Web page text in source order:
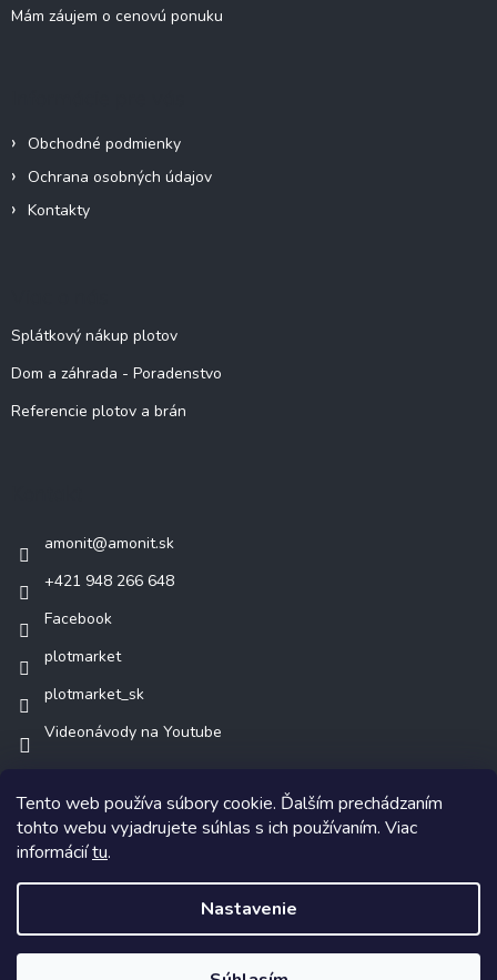
Tento web používa súbory cookie. Ďalším prechádzaním
tohto webu vyjadrujete súhlas s ich používaním. Viac
informáciítu.
Nastavenie
Mám záujem o cenovú ponuku
Obchodné podmienky
Ochrana osobných údajov
Kontakty
Splátkový nákup plotov
Dom a záhrada - Poradenstvo
Referencie plotov a brán
amonit@amonit.sk
+421 948 266 648
Facebook
plotmarket
plotmarket_sk
Videonávody na Youtube
Copyright 2026AMONIT.sk. Všetky práva vyhradené.